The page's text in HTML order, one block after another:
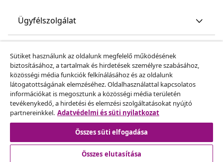
Ügyfélszolgálat
vidaXL
Fedezz fel többet
Sütiket használunk az oldalunk megfelelő működésének
biztosításához, a tartalmak és hirdetések személyre szabásához,
közösségi média funkciók felkínálásához és az oldalunk
látogatottságának elemzéséhez. Oldalhasználattal kapcsolatos
információkat is megosztunk a közösségi média területén
tevékenykedő, a hirdetési és elemzési szolgáltatásokat nyújtó
partnereinkkel. Adatvédelmi és süti nyilatkozat
Összes süti elfogadása
Összes elutasítása